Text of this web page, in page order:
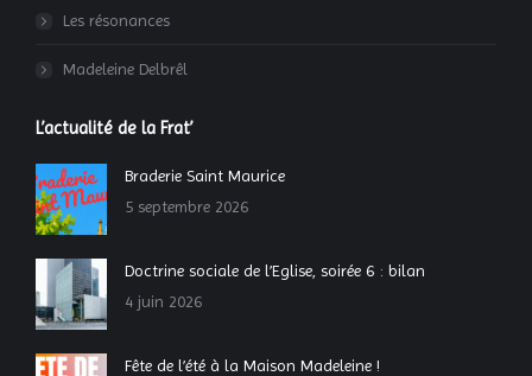
Les résonances
Madeleine Delbrêl
L’actualité de la Frat’
Braderie Saint Maurice
5 septembre 2026
Doctrine sociale de l’Eglise, soirée 6 : bilan
4 juin 2026
Fête de l’été à la Maison Madeleine !